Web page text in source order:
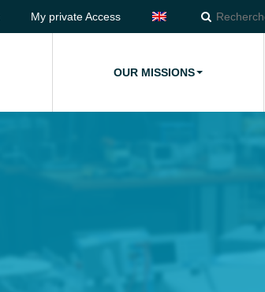
My private Access
OUR MISSIONS